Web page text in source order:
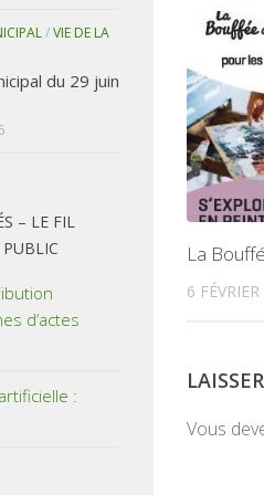
La
6
Vous
/VIE DE LA
du 29 juin
– LE FIL
d’actes
: